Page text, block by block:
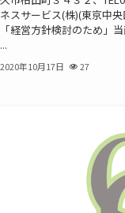
スサービス(株)(東京中
経営方針検討のため」
2020年10月17日 27